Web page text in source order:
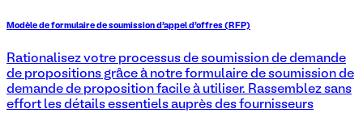
Modèle de formulaire de soumission d'appel d'offres (RFP)
Rationalisez votre processus de soumission de demande
de propositions grâce à notre formulaire de soumission de
demande de proposition facile à utiliser. Rassemblez sans
effort les détails essentiels auprès des fournisseurs